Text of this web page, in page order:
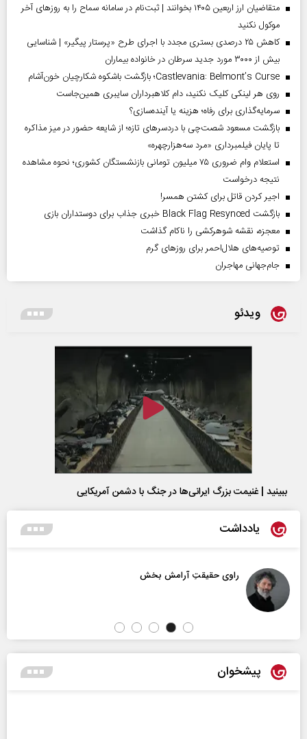
متقاضیان ارز اربعین ۱۴۰۵ بخوانند | ثبت‌نام در سامانه سماح را به روز‌های آخر
موکول نکنید
کاهش ۲۵ درصدی بستری مجدد با اجرای طرح «پرستار پیگیر» | شناسایی
بیش از ۳۰۰۰ مورد جدید سرطان در خانواده بیماران
Castlevania: Belmont’s Curse؛ بازگشت باشکوه شکارچیان خون‌آشام
روی هر لینکی کلیک نکنید، دام کلاهبرداران سایبری همین‌جاست
سرمایه‌گذاری برای رفاه؛ هزینه یا آینده‌سازی؟
بازگشت مسعود شصت‌چی با دردسر‌های تازه؛ از شایعه حضور در میز مذاکره
تا پایان فیلمبرداری «مرد سه‌هزارچهره»
استعلام وام ضروری ۷۵ میلیون تومانی بازنشستگان کشوری؛ نحوه مشاهده
نتیجه درخواست
اجیر کردن قاتل برای کشتن همسر!
بازگشت Black Flag Resynced خبری جذاب برای دوستداران بازی
معجزه، نقشه شوهرکشی را ناکام گذاشت
توصیه‌های هلال‌احمر برای روز‌های گرم
جام‌جهانی مهاجران
ویدئو
ببینید | غنیمت بزرگ ایرانی‌ها در جنگ با دشمن آمریکایی
یادداشت
راوی حقیقتِ آرامش‌ بخش
پیشخوان